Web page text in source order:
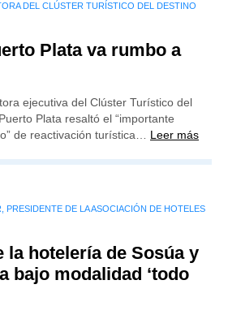
DEL CLÚSTER TURÍSTICO DEL DESTINO
Plata va rumbo a
ejecutiva del Clúster Turístico del
Plata resaltó el “importante
de reactivación turística… Leer más
PRESIDENTE DE LA ASOCIACIÓN DE HOTELES
la hotelería de Sosúa y
bajo modalidad ‘todo